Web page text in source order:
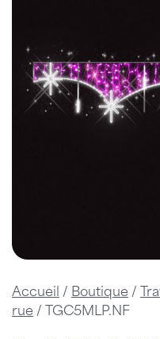
Accueil / Boutique /
rue / TGC5MLP.NF